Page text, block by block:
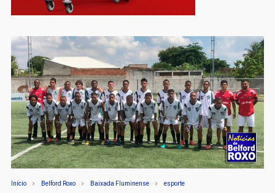
Início Belford Roxo Baixada Fluminense esporte